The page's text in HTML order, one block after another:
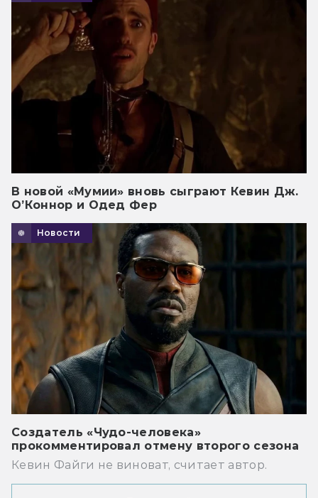
В новой «Мумии» вновь сыграют Кевин Дж.
О’Коннор и Одед Фер
Новости
Создатель «Чудо-человека»
прокомментировал отмену второго сезона
Кевин Файги не виноват, считает автор.